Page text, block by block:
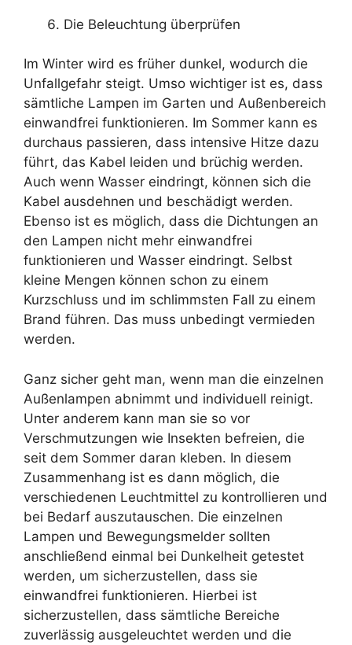
Die Beleuchtung überprüfen
Im Winter wird es früher dunkel, wodurch die
Unfallgefahr steigt. Umso wichtiger ist es, dass
sämtliche Lampen im Garten und Außenbereich
einwandfrei funktionieren. Im Sommer kann es
durchaus passieren, dass intensive Hitze dazu
führt, das Kabel leiden und brüchig werden.
Auch wenn Wasser eindringt, können sich die
Kabel ausdehnen und beschädigt werden.
Ebenso ist es möglich, dass die Dichtungen an
den Lampen nicht mehr einwandfrei
funktionieren und Wasser eindringt. Selbst
kleine Mengen können schon zu einem
Kurzschluss und im schlimmsten Fall zu einem
Brand führen. Das muss unbedingt vermieden
werden.
Ganz sicher geht man, wenn man die einzelnen
Außenlampen abnimmt und individuell reinigt.
Unter anderem kann man sie so vor
Verschmutzungen wie Insekten befreien, die
seit dem Sommer daran kleben. In diesem
Zusammenhang ist es dann möglich, die
verschiedenen Leuchtmittel zu kontrollieren und
bei Bedarf auszutauschen. Die einzelnen
Lampen und Bewegungsmelder sollten
anschließend einmal bei Dunkelheit getestet
werden, um sicherzustellen, dass sie
einwandfrei funktionieren. Hierbei ist
sicherzustellen, dass sämtliche Bereiche
zuverlässig ausgeleuchtet werden und die